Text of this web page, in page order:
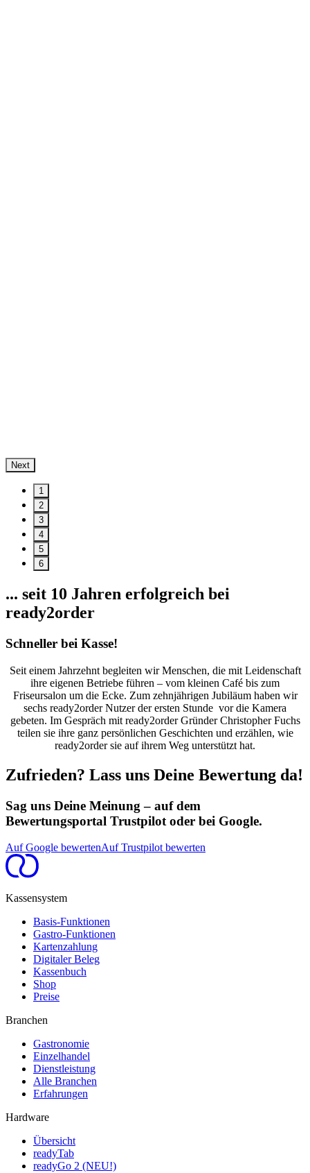
Next
1
2
3
4
5
6
... seit 10 Jahren erfolgreich bei
ready2order
Schneller bei Kasse!
Seit einem Jahrzehnt begleiten wir Menschen, die mit Leidenschaft
ihre eigenen Betriebe führen – vom kleinen Café bis zum
Friseursalon um die Ecke. Zum zehnjährigen Jubiläum haben wir
sechs ready2order Nutzer der ersten Stunde vor die Kamera
gebeten. Im Gespräch mit ready2order Gründer Christopher Fuchs
teilen sie ihre ganz persönlichen Geschichten und erzählen, wie
ready2order sie auf ihrem Weg unterstützt hat.
Zufrieden? Lass uns Deine Bewertung da!
Sag uns Deine Meinung – auf dem
Bewertungsportal Trustpilot oder bei Google.
Auf Google bewertenAuf Trustpilot bewerten
Kassensystem
Basis-Funktionen
Gastro-Funktionen
Kartenzahlung
Digitaler Beleg
Kassenbuch
Shop
Preise
Branchen
Gastronomie
Einzelhandel
Dienstleistung
Alle Branchen
Erfahrungen
Hardware
Übersicht
readyTab
readyGo 2 (NEU!)